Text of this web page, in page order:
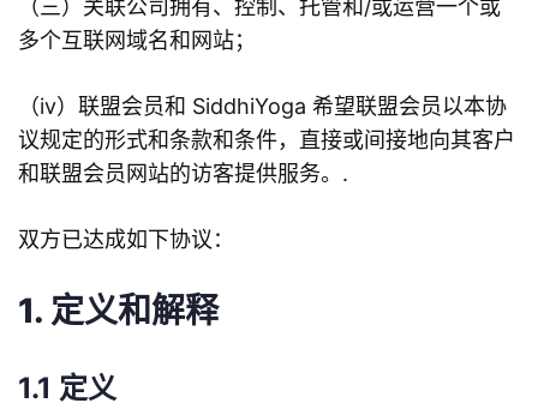
（三）关联公司拥有、控制、托管和/或运营一个或
多个互联网域名和网站；
（iv）联盟会员和 SiddhiYoga 希望联盟会员以本协
议规定的形式和条款和条件，直接或间接地向其客户
和联盟会员网站的访客提供服务。.
双方已达成如下协议：
1. 定义和解释
1.1 定义